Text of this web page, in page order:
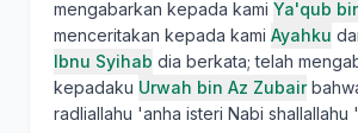
mengabarkan kepada kami Ya'qub
menceritakan kepada kami Ayahku
Ibnu Syihab dia berkata; telah
kepadaku Urwah bin Az Zubair
radliallahu 'anha isteri Nabi shallallahu